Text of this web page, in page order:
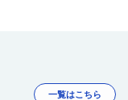
一覧はこちら